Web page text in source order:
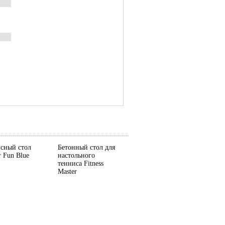
стол
Fun Blue
Бетонный стол для
настольного
тенниса Fitness
Master